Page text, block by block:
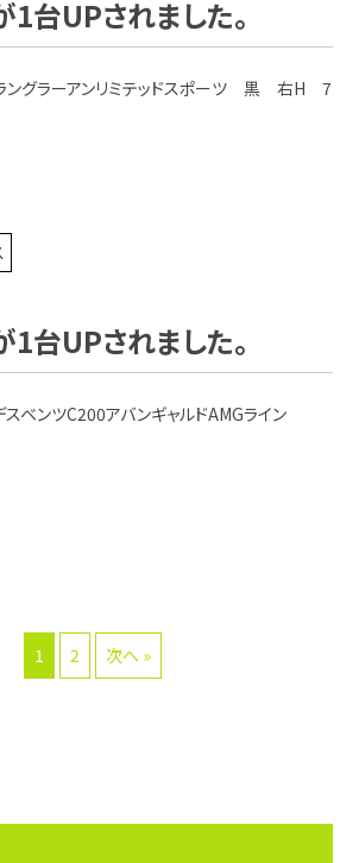
1台UPされました。
グラーアンリミテッドスポーツ 黒 右H 7
1台UPされました。
ンツC200アバンギャルドAMGライン
1 2 次へ »